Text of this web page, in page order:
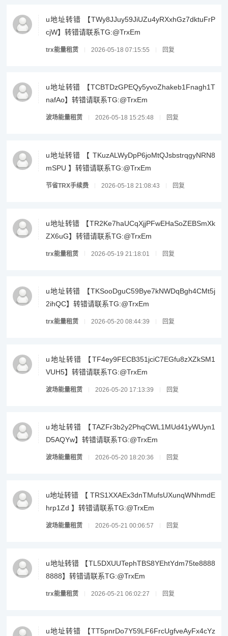
u地址转错 【TWy8JJuy59JiUZu4yRXxhGz7dktuFrP
cjW】转错请联系TG:@TrxEm
trx能量租赁 2026-05-18 07:15:55 回复
u地址转错 【TCBTDzGPEQy5yvoZhakeb1Fnagh1T
nafAo】转错请联系TG:@TrxEm
波场能量租赁 2026-05-18 15:25:48 回复
u地址转错 【 TKuzALWyDpP6joMtQJsbstrqgyNRN8
mSPU 】转错请联系TG:@TrxEm
节省TRX手续费 2026-05-18 21:08:43 回复
u地址转错 【TR2Ke7haUCqXjjPFwEHaSoZEBSmXk
ZX6uG】转错请联系TG:@TrxEm
trx能量租赁 2026-05-19 21:18:01 回复
u地址转错 【TKSooDguC59Bye7kNWDqBgh4CMt5j
2ihQC】转错请联系TG:@TrxEm
trx能量租赁 2026-05-20 08:44:39 回复
u地址转错 【TF4ey9FECB351jciC7EGfu8zXZkSM1
VUH5】转错请联系TG:@TrxEm
波场能量租赁 2026-05-20 17:13:39 回复
u地址转错 【TAZFr3b2y2PhqCWL1MUd41yWUyn1
D5AQYw】转错请联系TG:@TrxEm
波场能量租赁 2026-05-20 18:20:36 回复
u地址转错 【 TRS1XXAEx3dnTMufsUXunqWNhmdE
hrp1Zd 】转错请联系TG:@TrxEm
波场能量租赁 2026-05-21 00:06:57 回复
u地址转错 【TL5DXUUTephTBS8YEhtYdm75te8888
8888】转错请联系TG:@TrxEm
trx能量租赁 2026-05-21 06:02:27 回复
u地址转错 【TT5pnrDo7Y59LF6FrcUgfveAyFx4cYz